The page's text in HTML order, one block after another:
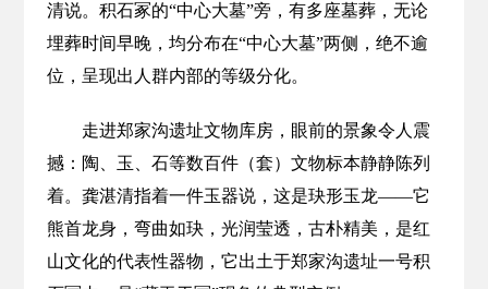
清说。积石冢的“中心大墓”旁，有多座墓葬，无论
埋葬时间早晚，均分布在“中心大墓”两侧，绝不逾
位，呈现出人群内部的等级分化。
走进郑家沟遗址文物库房，眼前的景象令人震
撼：陶、玉、石等数百件（套）文物标本静静陈列
着。龚湛清指着一件玉器说，这是玦形玉龙——它
熊首龙身，弯曲如玦，光润莹透，古朴精美，是红
山文化的代表性器物，它出土于郑家沟遗址一号积